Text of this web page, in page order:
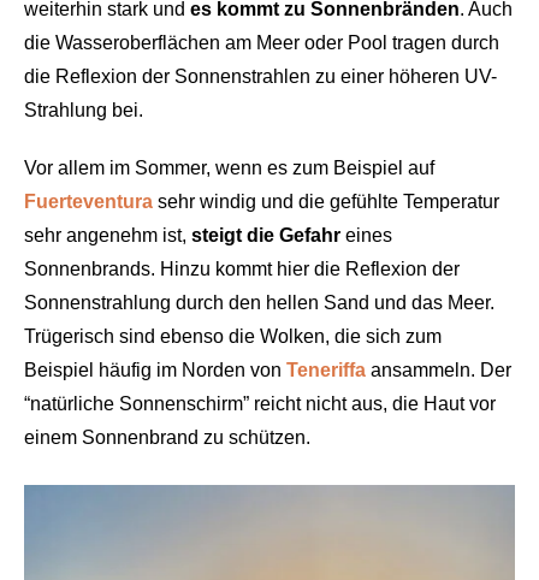
weiterhin stark und es kommt zu Sonnenbränden. Auch
die Wasseroberflächen am Meer oder Pool tragen durch
die Reflexion der Sonnenstrahlen zu einer höheren UV-
Strahlung bei.
Vor allem im Sommer, wenn es zum Beispiel auf
Fuerteventura sehr windig und die gefühlte Temperatur
sehr angenehm ist, steigt die Gefahr eines
Sonnenbrands. Hinzu kommt hier die Reflexion der
Sonnenstrahlung durch den hellen Sand und das Meer.
Trügerisch sind ebenso die Wolken, die sich zum
Beispiel häufig im Norden von Teneriffa ansammeln. Der
“natürliche Sonnenschirm” reicht nicht aus, die Haut vor
einem Sonnenbrand zu schützen.